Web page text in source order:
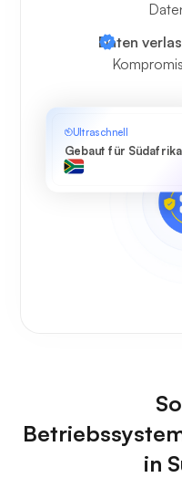
Daten
Ultraschnell
Gebaut für Südafrika
in